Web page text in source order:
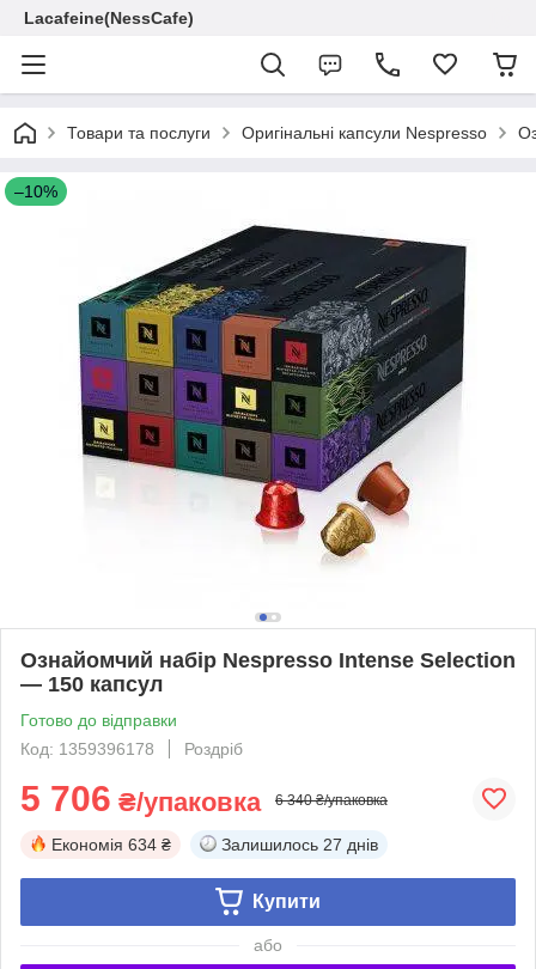
Lacafeine(NessCafe)
Товари та послуги Оригінальні капсули Nespresso
–10%
Ознайомчий набір Nespresso Intense Selection
— 150 капсул
Готово до відправки
Код: 1359396178
Роздріб
5 706 ₴/упаковка 6 340 ₴/упаковка
Економія 634 ₴ Залишилось 27 днів
Купити
або